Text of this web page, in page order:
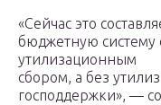
«Сейчас это
бюджетную систему
утилизационным
сбором, а без
господдержки», —